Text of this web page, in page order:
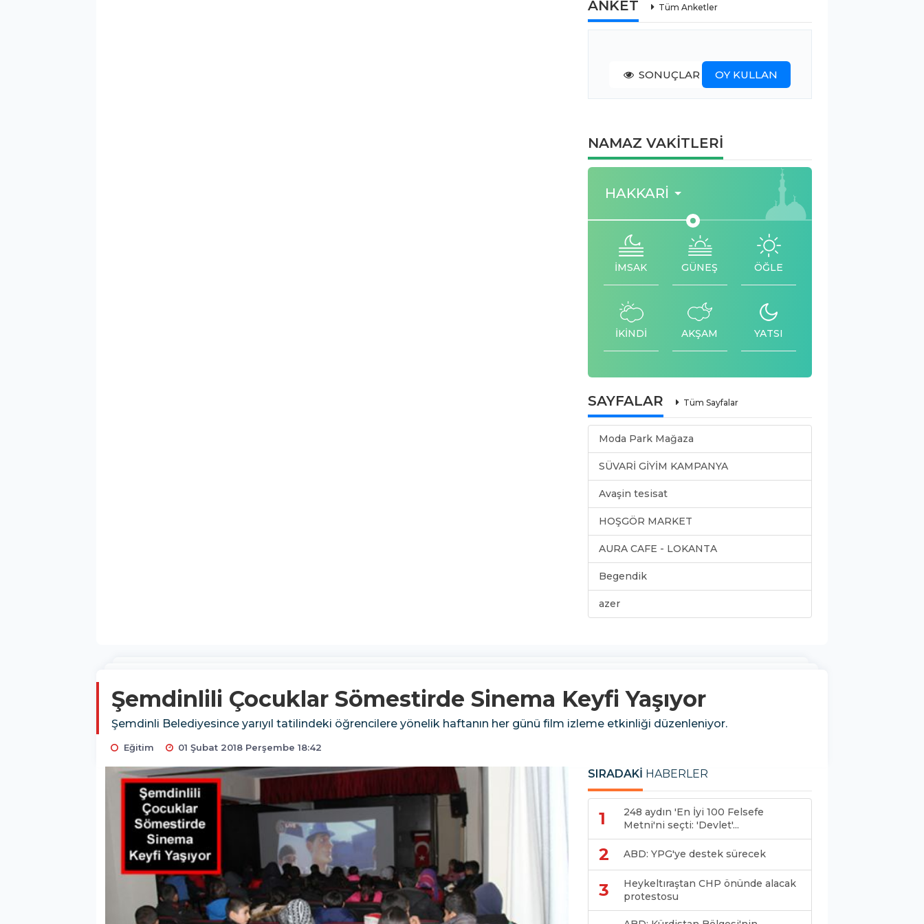
ANKET Tüm Anketler
SONUÇLAR OY KULLAN
NAMAZ VAKİTLERİ
HAKKARI
İMSAK GÜNEŞ ÖĞLE
İKİNDİ AKŞAM YATSI
SAYFALAR Tüm Sayfalar
Moda Park Mağaza
SÜVARİ GİYİM KAMPANYA
Avaşin tesisat
HOŞGÖR MARKET
AURA CAFE - LOKANTA
Begendik
azer
Şemdinlili Çocuklar Sömestirde Sinema Keyfi Yaşıyor
Şemdinli Belediyesince yarıyıl tatilindeki öğrencilere yönelik haftanın her günü film izleme etkinliği düzenleniyor.
Eğitim 01 Şubat 2018 Perşembe 18:42
SIRADAKİ HABERLER
1
248 aydın 'En İyi 100 Felsefe
Metni'ni seçti: 'Devlet'...
2 ABD: YPG'ye destek sürecek
3
Heykeltıraştan CHP önünde alacak
protestosu